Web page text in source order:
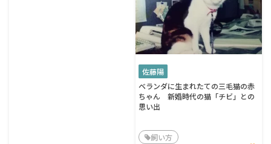
佐藤陽
ベランダに生まれたての三毛猫の赤
ちゃん 新婚時代の猫「チビ」との
思い出
飼い方